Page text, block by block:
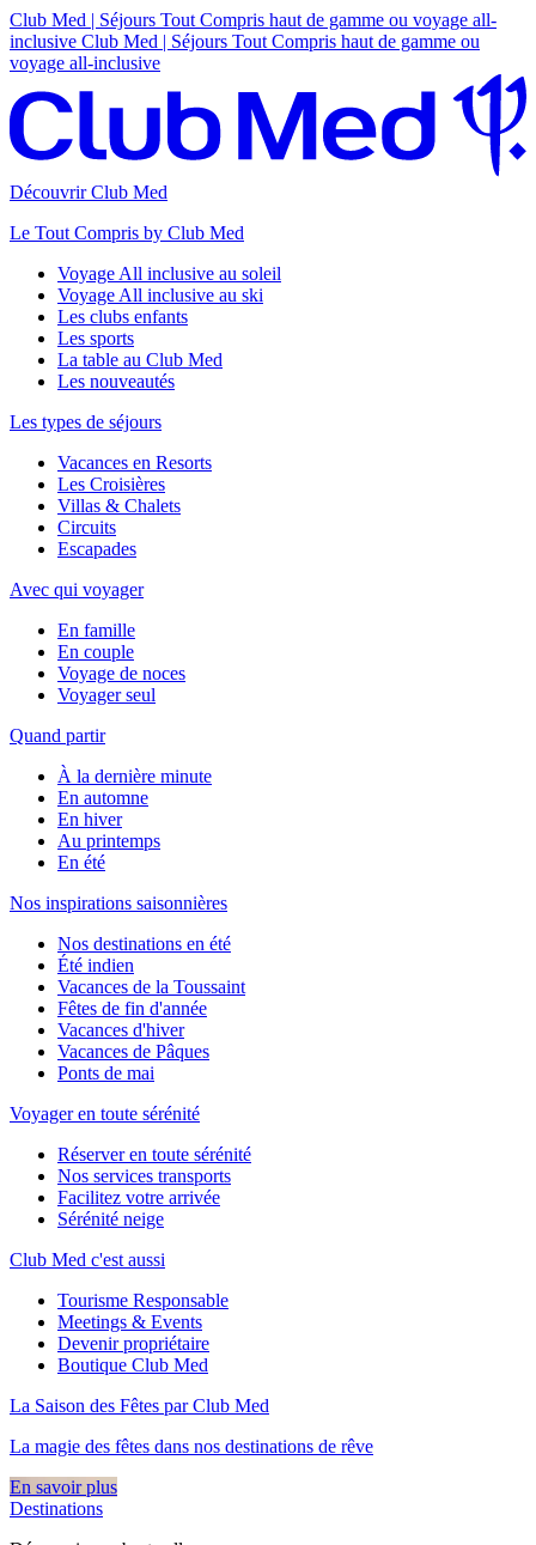
Club Med | Séjours Tout Compris haut de gamme ou voyage all-
inclusive Club Med | Séjours Tout Compris haut de gamme ou
voyage all-inclusive
Découvrir Club Med
Le Tout Compris by Club Med
Voyage All inclusive au soleil
Voyage All inclusive au ski
Les clubs enfants
Les sports
La table au Club Med
Les nouveautés
Les types de séjours
Vacances en Resorts
Les Croisières
Villas & Chalets
Circuits
Escapades
Avec qui voyager
En famille
En couple
Voyage de noces
Voyager seul
Quand partir
À la dernière minute
En automne
En hiver
Au printemps
En été
Nos inspirations saisonnières
Nos destinations en été
Été indien
Vacances de la Toussaint
Fêtes de fin d'année
Vacances d'hiver
Vacances de Pâques
Ponts de mai
Voyager en toute sérénité
Réserver en toute sérénité
Nos services transports
Facilitez votre arrivée
Sérénité neige
Club Med c'est aussi
Tourisme Responsable
Meetings & Events
Devenir propriétaire
Boutique Club Med
La Saison des Fêtes par Club Med
La magie des fêtes dans nos destinations de rêve​
En savoir plus
Destinations